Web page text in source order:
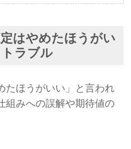
はやめたほうがい
ラブル
たほうがいい」と言われ
組みへの誤解や期待値の